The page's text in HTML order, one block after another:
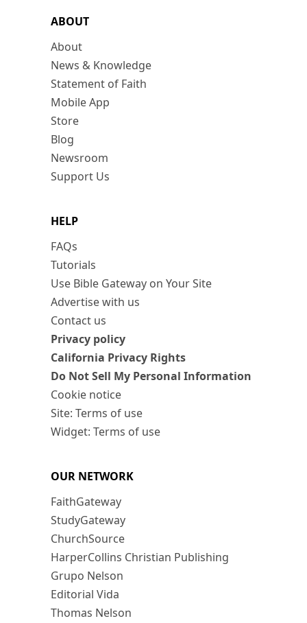
ABOUT
About
News & Knowledge
Statement of Faith
Mobile App
Store
Blog
Newsroom
Support Us
HELP
FAQs
Tutorials
Use Bible Gateway on Your Site
Advertise with us
Contact us
Privacy policy
California Privacy Rights
Do Not Sell My Personal Information
Cookie notice
Site: Terms of use
Widget: Terms of use
OUR NETWORK
FaithGateway
StudyGateway
ChurchSource
HarperCollins Christian Publishing
Grupo Nelson
Editorial Vida
Thomas Nelson